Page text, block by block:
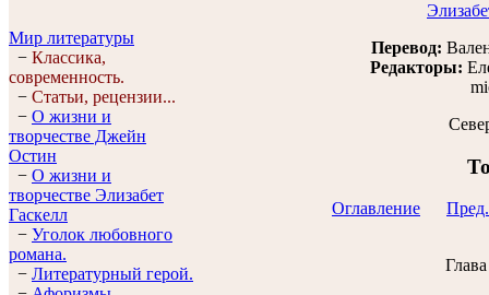
Мир литературы
− Классика,
современность.
− Статьи, рецензии...
− О жизни и
творчестве Джейн
Остин
− О жизни и
творчестве Элизабет
Гaскелл
− Уголок любовного
романа.
− Литературный герой.
Перевод:
Редакторы:
Оглавление